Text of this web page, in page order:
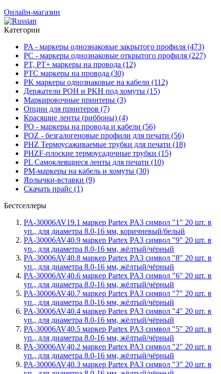
Онлайн-магазин
Категории
PA - маркеры однознаковые закрытого профиля (473)
PC - маркеры однознаковые открытого профиля (227)
PT, PT+ маркеры на провода (12)
PTC маркеры на провода (30)
PK маркеры однознаковые на кабели (112)
Держатели POH и PKH под хомуты (15)
Маркировочные принтеры (3)
Опции для принтеров (7)
Красящие ленты (риббоны) (4)
PO - маркеры на провода и кабели (56)
POZ - безгалогеновые профили для печати (56)
PHZ Термоусаживаемые трубки для печати (18)
PHZF-плоские термоусадочные трубки (15)
PL Самоклеящиеся ленты для печати (10)
PM-маркеры на кабель и хомуты (30)
Ярлычки-вставки (9)
Скачать прайс (1)
Бестселлеры
PA-30006AV19.1 маркер Partex PA3 символ "1" 20 шт. в
уп., для диаметра 8.0-16 мм, коричневый/белый
PA-30006AV40.9 маркер Partex PA3 символ "9" 20 шт. в
уп., для диаметра 8.0-16 мм, жёлтый/чёрный
PA-30006AV40.8 маркер Partex PA3 символ "8" 20 шт. в
уп., для диаметра 8.0-16 мм, жёлтый/чёрный
PA-30006AV40.6 маркер Partex PA3 символ "6" 20 шт. в
уп., для диаметра 8.0-16 мм, жёлтый/чёрный
PA-30006AV40.7 маркер Partex PA3 символ "7" 20 шт. в
уп., для диаметра 8.0-16 мм, жёлтый/чёрный
PA-30006AV40.4 маркер Partex PA3 символ "4" 20 шт. в
уп., для диаметра 8.0-16 мм, жёлтый/чёрный
PA-30006AV40.5 маркер Partex PA3 символ "5" 20 шт. в
уп., для диаметра 8.0-16 мм, жёлтый/чёрный
PA-30006AV40.2 маркер Partex PA3 символ "2" 20 шт. в
уп., для диаметра 8.0-16 мм, жёлтый/чёрный
PA-30006AV40.3 маркер Partex PA3 символ "3" 20 шт. в